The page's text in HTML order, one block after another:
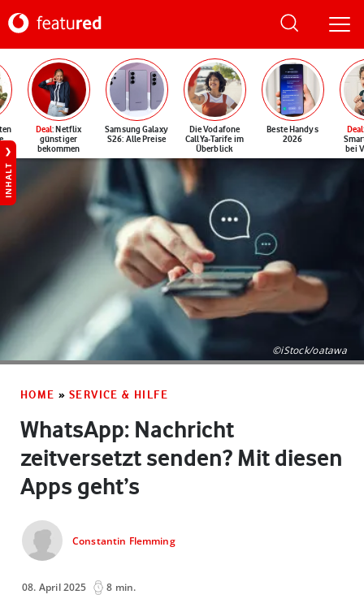
Deal: Netflix
günstiger
bekommen
Samsung Galaxy
S26: Alle Preise
Die Vodafone
CallYa-Tarife im
Überblick
Beste Handys
2026
Deal
bei
INHALT
©iStock/oatawa
HOME » SERVICE & HILFE
WhatsApp: Nachricht
zeitversetzt senden? Mit diesen
Apps geht’s
Constantin Flemming
08. April 2025 8 min.